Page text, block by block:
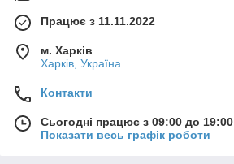
Працює з 11.11.2022
м. Харків
Харків, Україна
Контакти
Сьогодні працює з 09:00 до 19:00
Показати весь графік роботи